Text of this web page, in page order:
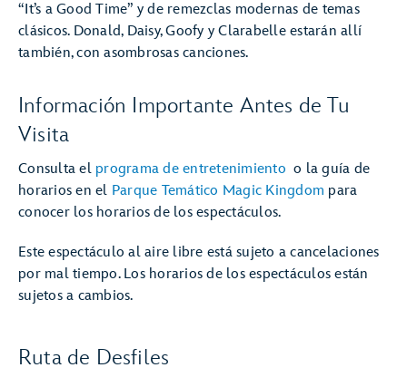
“It’s a Good Time” y de remezclas modernas de temas
clásicos. Donald, Daisy, Goofy y Clarabelle estarán allí
también, con asombrosas canciones.
Información Importante Antes de Tu
Visita
Consulta el programa de entretenimiento o la guía de
horarios en el Parque Temático Magic Kingdom para
conocer los horarios de los espectáculos.
Este espectáculo al aire libre está sujeto a cancelaciones
por mal tiempo. Los horarios de los espectáculos están
sujetos a cambios.
Ruta de Desfiles